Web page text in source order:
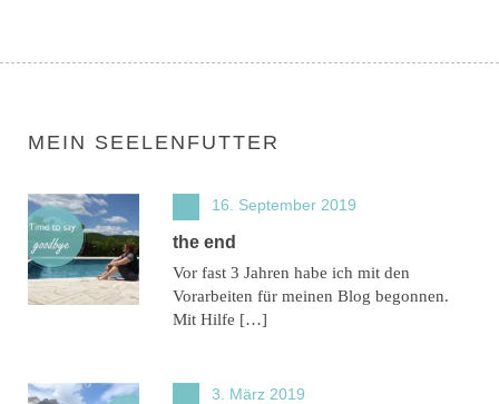
MEIN SEELENFUTTER
16. September 2019
the end
Vor fast 3 Jahren habe ich mit den
Vorarbeiten für meinen Blog begonnen.
Mit Hilfe […]
3. März 2019